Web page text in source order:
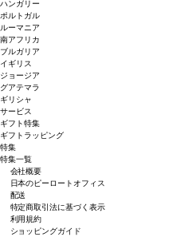
ハンガリー
ポルトガル
ルーマニア
南アフリカ
ブルガリア
イギリス
ジョージア
グアテマラ
ギリシャ
サービス
ギフト特集
ギフトラッピング
特集
特集一覧
会社概要
日本のピーロートオフィス
配送
特定商取引法に基づく表示
利用規約
ショッピングガイド